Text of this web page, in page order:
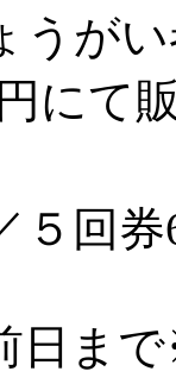
うがい
にて
５回
日ま